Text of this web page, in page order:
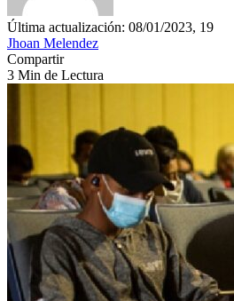
Última actualización: 08/01/2023, 19
Jhoan Melendez
Compartir
3 Min de Lectura